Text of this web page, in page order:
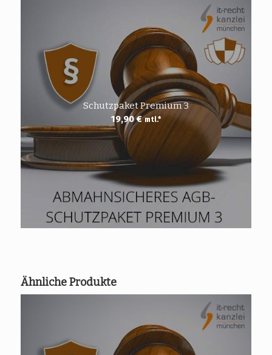
Schutzpaket Premium 3
19,90€ mtl.*
Ähnliche Produkte